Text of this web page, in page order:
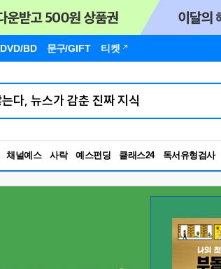
DVD/BD 문구/GIFT 티켓
채널예스 사락 예스펀딩 클래스24
RBTI Lab
독서유형검사